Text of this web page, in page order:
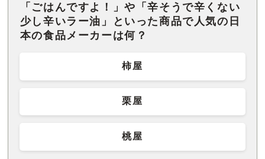
「ごはんですよ！」や「辛そうで辛くない
少し辛いラー油」といった商品で人気の日
本の食品メーカーは何？
柿屋
栗屋
桃屋